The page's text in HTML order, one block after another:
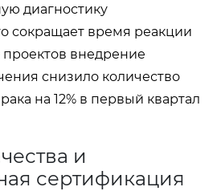
диагностику
сокращает время реакции
внедрение
снизило количество
на 12% в первый квартал
и
сертификация